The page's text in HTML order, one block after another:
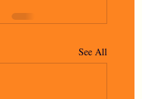
See All